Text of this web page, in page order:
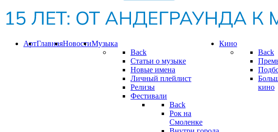
Музыка
Back
Статьи о музыке
Новые имена
Личный плейлист
Релизы
Фестивали
Back
Рок на
Смоленке
Кино
Back
кино
Новости
Главная
Арт